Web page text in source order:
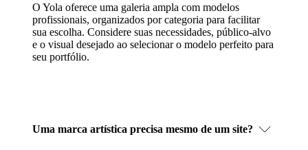
O Yola oferece uma galeria ampla com modelos
profissionais, organizados por categoria para facilitar
sua escolha. Considere suas necessidades, público-alvo
e o visual desejado ao selecionar o modelo perfeito para
seu portfólio.
Uma marca artística precisa mesmo de um site?